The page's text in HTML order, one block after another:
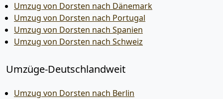
Umzug von Dorsten nach Dänemark
Umzug von Dorsten nach Portugal
Umzug von Dorsten nach Spanien
Umzug von Dorsten nach Schweiz
Umzüge-Deutschlandweit
Umzug von Dorsten nach Berlin